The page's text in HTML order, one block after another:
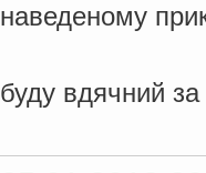
наведеному
буду вдячний